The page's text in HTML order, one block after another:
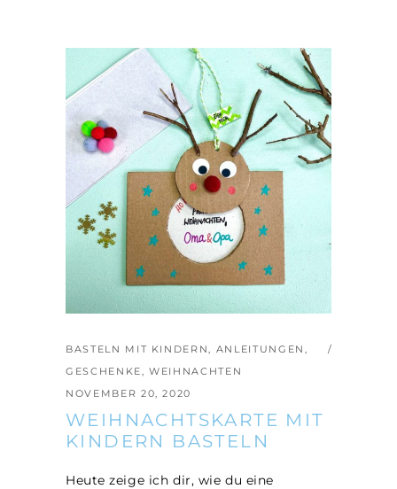
BASTELN MIT KINDERN, ANLEITUNGEN ,
GESCHENKE,WEIHNACHTEN
NOVEMBER 20, 2020
WEIHNACHTSKARTE MIT
KINDERN BASTELN
Heute zeige ich dir, wie du eine